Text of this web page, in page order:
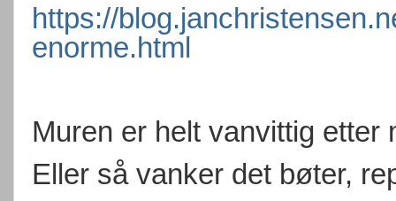
https://
enorme.html
Muren er helt vanvittig
Eller så vanker det bøter,